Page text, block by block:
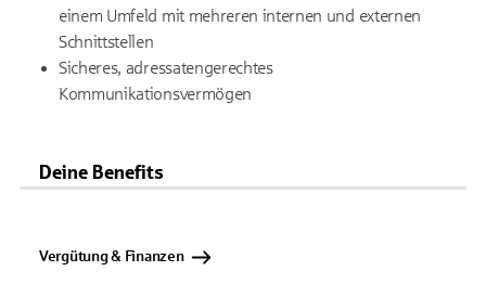
einem Umfeld mit mehreren internen und externen
Schnittstellen
Sicheres, adressatengerechtes
Kommunikationsvermögen
Deine Benefits
Vergütung & Finanzen